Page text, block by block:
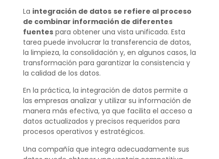
La integración de datos se refiere al proceso
de combinar información de diferentes
fuentespara obtener una vista unificada. Esta
tarea puede involucrar la transferencia de datos,
la limpieza, la consolidación y, en algunos casos, la
transformación para garantizar la consistencia y
la calidad de los datos.
En la práctica, la integración de datos permite a
las empresas analizar y utilizar su información de
manera más efectiva, ya que facilita el acceso a
datos actualizados y precisos requeridos para
procesos operativos y estratégicos.
Una compañía que integra adecuadamente sus